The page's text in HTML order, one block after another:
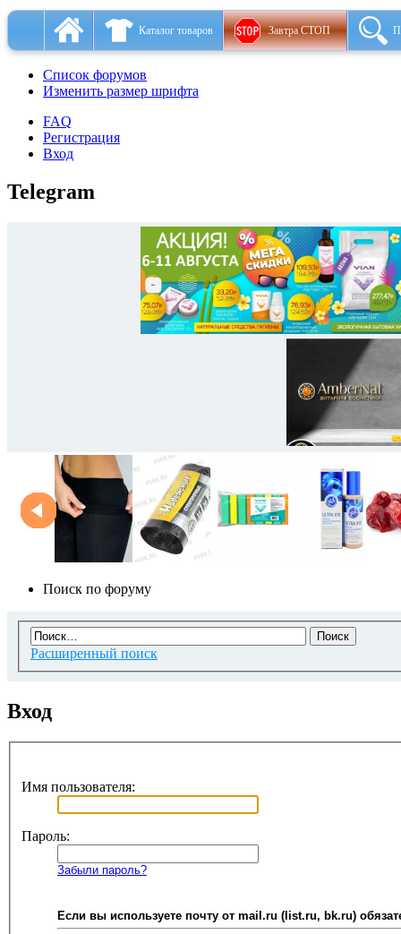
Каталог товаров Завтра СТОП
Список форумов
Изменить размер шрифта
FAQ
Регистрация
Вход
Telegram
Поиск по форуму
Расширенный поиск
Вход
Имя пользователя:
Пароль:
Забыли пароль?
Если вы используете почту от mail.ru (list.ru, bk.ru)